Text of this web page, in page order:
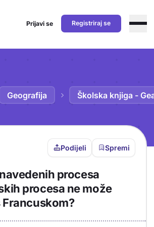
Prijavi se Registriraj se
Geografija Školska knjiga -
Podijeli Spremi
procesa
procesa ne može